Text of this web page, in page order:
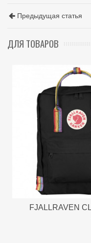
Предыдущая статья
ДЛЯ ТОВАРОВ
FJALLRAVEN